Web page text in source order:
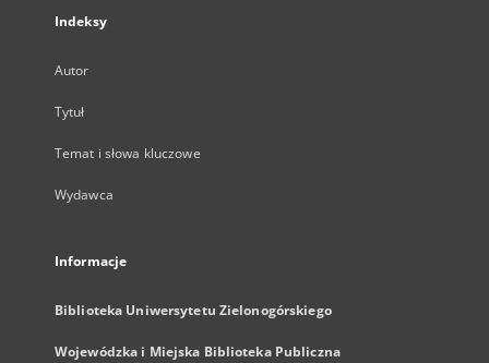
Indeksy
Autor
Tytuł
Temat i słowa kluczowe
Wydawca
Informacje
Biblioteka Uniwersytetu Zielonogórskiego
Wojewódzka i Miejska Biblioteka Publiczna